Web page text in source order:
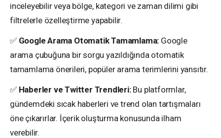
inceleyebilir veya bölge, kategori ve zaman dilimi gibi
filtrelerle özelleştirme yapabilir.
✅ Google Arama Otomatik Tamamlama: Google
arama çubuğuna bir sorgu yazıldığında otomatik
tamamlama önerileri, popüler arama terimlerini yansıtır.
✅ Haberler ve Twitter Trendleri:Bu platformlar,
gündemdeki sıcak haberleri ve trend olan tartışmaları
öne çıkarırlar. İçerik oluşturma konusunda ilham
verebilir.